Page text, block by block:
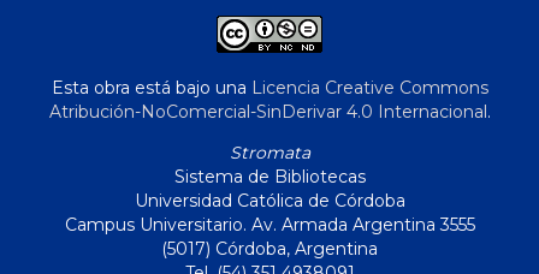
Esta obra está bajo una Licencia Creative Commons
Atribución-NoComercial-SinDerivar 4.0 Internacional.
Stromata
Sistema de Bibliotecas
Universidad Católica de Córdoba
Campus Universitario. Av. Armada Argentina 3555
(5017) Córdoba, Argentina